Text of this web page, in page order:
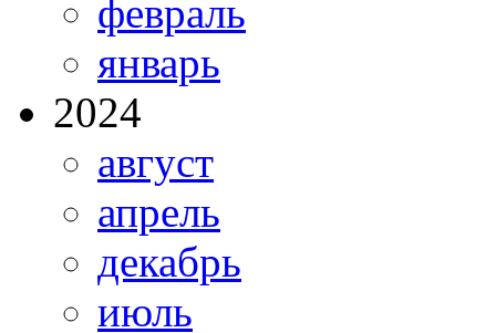
февраль
январь
2024
август
апрель
декабрь
июль